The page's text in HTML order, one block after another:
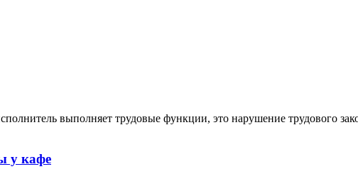
выполняет трудовые функции, это нарушение трудового
у кафе